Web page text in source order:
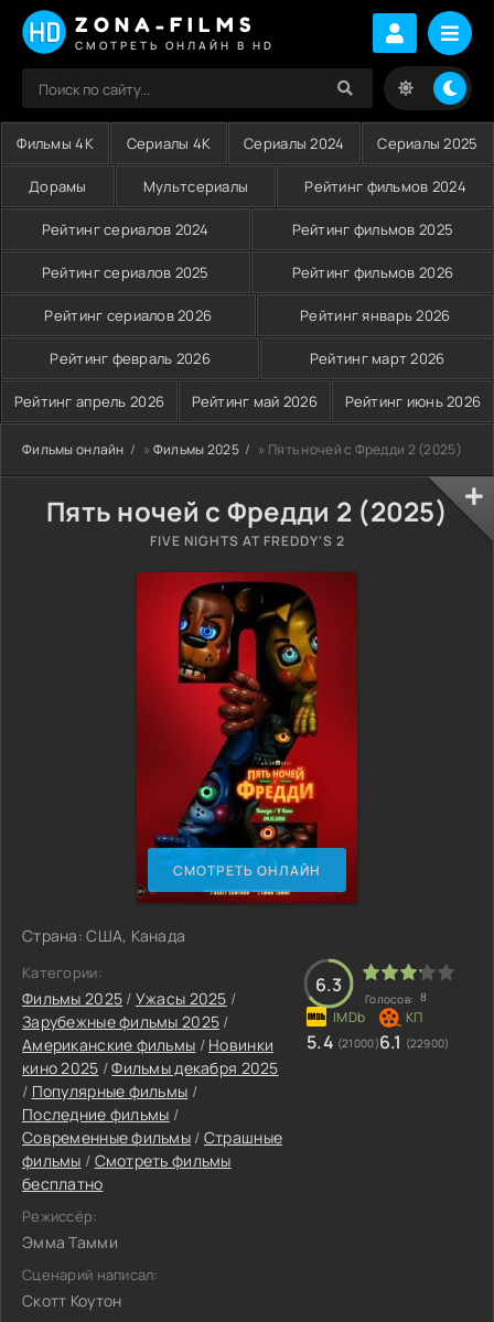
ZONA-FILMS
СМОТРЕТЬ ОНЛАЙН В HD
Фильмы 4K Сериалы 4K Сериалы 2024 Сериалы 2025
Дорамы Мультсериалы Рейтинг фильмов 2024
Рейтинг сериалов 2024 Рейтинг фильмов 2025
Рейтинг сериалов 2025 Рейтинг фильмов 2026
Рейтинг сериалов 2026 Рейтинг январь 2026
Рейтинг февраль 2026 Рейтинг март 2026
Рейтинг апрель 2026 Рейтинг май 2026 Рейтинг июнь 2026
Фильмы онлайн » Фильмы 2025 » Пять ночей с Фредди 2 (2025)
Пять ночей с Фредди 2 (2025)
FIVE NIGHTS AT FREDDY'S 2
СМОТРЕТЬ ОНЛАЙН
Страна: США, Канада
Категории:
Фильмы 2025 / Ужасы 2025 /
Зарубежные фильмы 2025 /
Американские фильмы / Новинки
кино 2025 /Фильмы декабря 2025
/ Популярные фильмы /
Последние фильмы /
Современные фильмы / Страшные
фильмы / Смотреть фильмы
бесплатно
Режиссёр:
Эмма Тамми
Сценарий написал:
Скотт Коутон
6.3
Голосов: 8
5.4 (21000)6.1 (22900)